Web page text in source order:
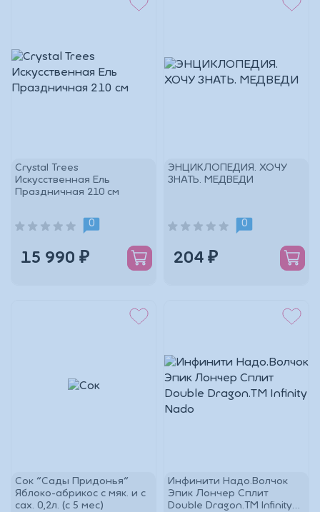
Crystal Trees
Искусственная Ель
Праздничная 210 см
0
15 990 ₽
ЭНЦИКЛОПЕДИЯ. ХОЧУ
ЗНАТЬ. МЕДВЕДИ
0
204 ₽
Сок "Сады Придонья"
Яблоко-абрикос с мяк. и с
сах. 0,2л. (с 5 мес)
Инфинити Надо.Волчок
Эпик Лончер Сплит
Double Dragon.TM Infinity